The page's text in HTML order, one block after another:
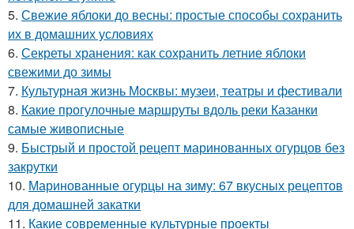
5. Свежие яблоки до весны: простые способы сохранить
их в домашних условиях
6. Секреты хранения: как сохранить летние яблоки
свежими до зимы
7. Культурная жизнь Москвы: музеи, театры и фестивали
8. Какие прогулочные маршруты вдоль реки Казанки
самые живописные
9. Быстрый и простой рецепт маринованных огурцов без
закрутки
10. Маринованные огурцы на зиму: 67 вкусных рецептов
для домашней закатки
11. Какие современные культурные проекты